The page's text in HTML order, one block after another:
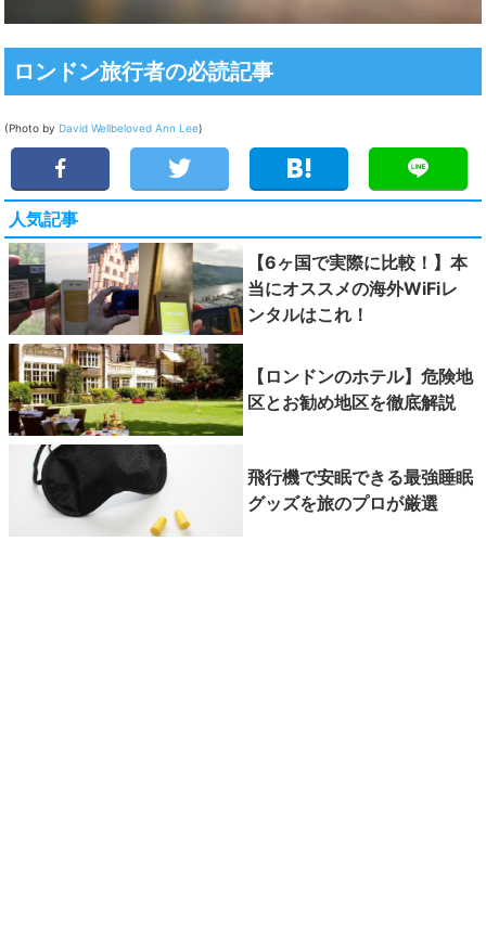
ロンドン旅行者の必読記事
(Photo by David Wellbeloved Ann Lee)
人気記事
【6ヶ国で実際に比較！】本
当にオススメの海外WiFiレ
ンタルはこれ！
【ロンドンのホテル】危険地
区とお勧め地区を徹底解説
飛行機で安眠できる最強睡眠
グッズを旅のプロが厳選